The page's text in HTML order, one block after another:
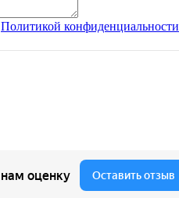
Политикой конфиденциальности